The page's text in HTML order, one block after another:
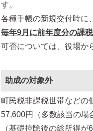
す。
各種手帳の新規交付時に
毎年9月に前年度分の課
可否については、役場か
助成の対象外
町民税非課税世帯などの
57,600円（多数該当の場
（基礎控除後の総所得